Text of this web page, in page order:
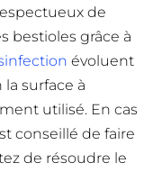
de
bestioles grâce à
évoluent
la surface à
utilisé. En cas
conseillé de faire
de résoudre le